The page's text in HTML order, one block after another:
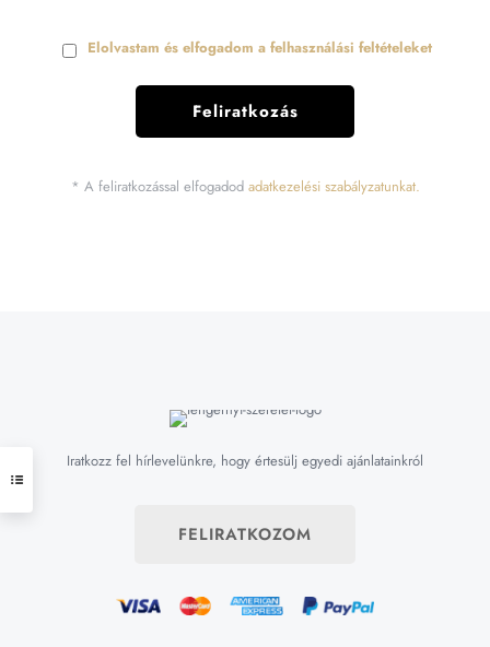
Elolvastam és elfogadom a felhasználási feltételeket
* A feliratkozással elfogadod adatkezelési szabályzatunkat.
Iratkozz fel hírlevelünkre, hogy értesülj egyedi ajánlatainkról
FELIRATKOZOM